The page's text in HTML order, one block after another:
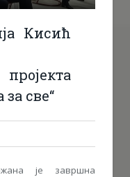
Кисић
све“
је завршна